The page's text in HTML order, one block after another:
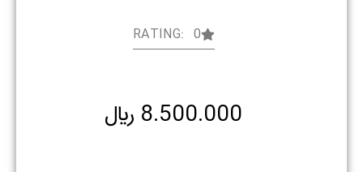
RATING: 0
8.500.000 ﷼